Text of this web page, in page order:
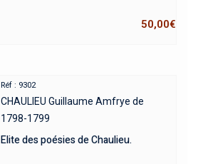
50,00€
Réf : 9302
CHAULIEU Guillaume Amfrye de
1798-1799
Elite des poésies de Chaulieu.